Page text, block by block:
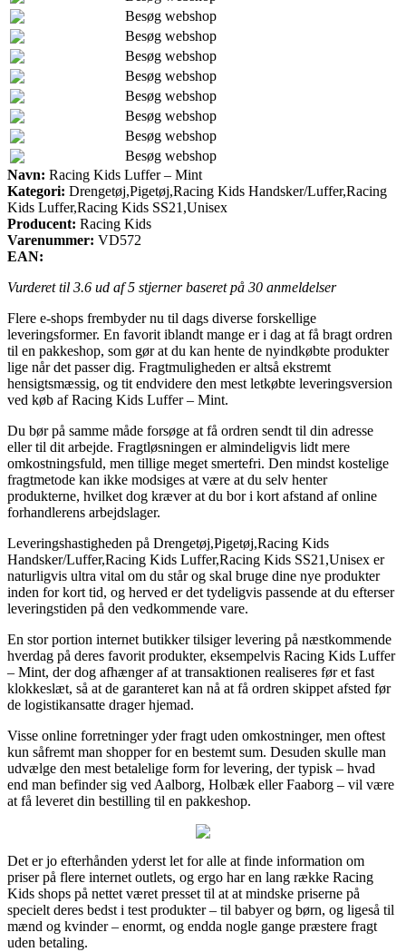
Besøg webshop
Besøg webshop
Besøg webshop
Besøg webshop
Besøg webshop
Besøg webshop
Besøg webshop
Besøg webshop
Navn: Racing Kids Luffer – Mint
Kategori: Drengetøj,Pigetøj,Racing Kids Handsker/Luffer,Racing
Kids Luffer,Racing Kids SS21,Unisex
Producent: Racing Kids
Varenummer: VD572
EAN:
Vurderet til 3.6 ud af 5 stjerner baseret på 30 anmeldelser
Flere e-shops frembyder nu til dags diverse forskellige
leveringsformer. En favorit iblandt mange er i dag at få bragt ordren
til en pakkeshop, som gør at du kan hente de nyindkøbte produkter
lige når det passer dig. Fragtmuligheden er altså ekstremt
hensigtsmæssig, og tit endvidere den mest letkøbte leveringsversion
ved køb af Racing Kids Luffer – Mint.
Du bør på samme måde forsøge at få ordren sendt til din adresse
eller til dit arbejde. Fragtløsningen er almindeligvis lidt mere
omkostningsfuld, men tillige meget smertefri. Den mindst kostelige
fragtmetode kan ikke modsiges at være at du selv henter
produkterne, hvilket dog kræver at du bor i kort afstand af online
forhandlerens arbejdslager.
Leveringshastigheden på Drengetøj,Pigetøj,Racing Kids
Handsker/Luffer,Racing Kids Luffer,Racing Kids SS21,Unisex er
naturligvis ultra vital om du står og skal bruge dine nye produkter
inden for kort tid, og herved er det tydeligvis passende at du efterser
leveringstiden på den vedkommende vare.
En stor portion internet butikker tilsiger levering på næstkommende
hverdag på deres favorit produkter, eksempelvis Racing Kids Luffer
– Mint, der dog afhænger af at transaktionen realiseres før et fast
klokkeslæt, så at de garanteret kan nå at få ordren skippet afsted før
de logistikansatte drager hjemad.
Visse online forretninger yder fragt uden omkostninger, men oftest
kun såfremt man shopper for en bestemt sum. Desuden skulle man
udvælge den mest betalelige form for levering, der typisk – hvad
end man befinder sig ved Aalborg, Holbæk eller Faaborg – vil være
at få leveret din bestilling til en pakkeshop.
Det er jo efterhånden yderst let for alle at finde information om
priser på flere internet outlets, og ergo har en lang række Racing
Kids shops på nettet været presset til at at mindske priserne på
specielt deres bedst i test produkter – til babyer og børn, og ligeså til
mænd og kvinder – enormt, og endda nogle gange præstere fragt
uden betaling.